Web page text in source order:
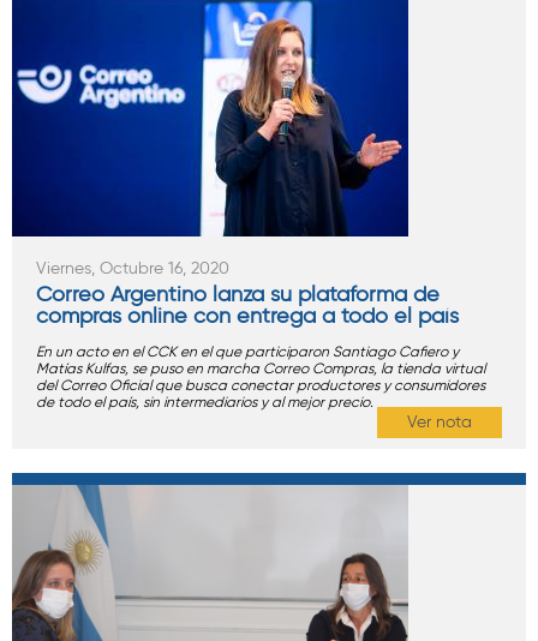
Viernes, Octubre 16, 2020
Correo Argentino lanza su plataforma de
compras online con entrega a todo el país
En un acto en el CCK en el que participaron Santiago Cafiero y
Matías Kulfas, se puso en marcha Correo Compras, la tienda virtual
del Correo Oficial que busca conectar productores y consumidores
de todo el país, sin intermediarios y al mejor precio.
Ver nota